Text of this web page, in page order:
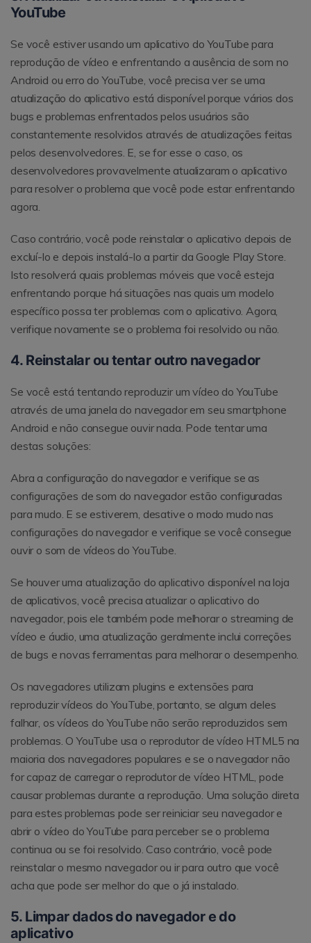
YouTube
Se você estiver usando um aplicativo do YouTube para
reprodução de vídeo e enfrentando a ausência de som no
Android ou erro do YouTube, você precisa ver se uma
atualização do aplicativo está disponível porque vários dos
bugs e problemas enfrentados pelos usuários são
constantemente resolvidos através de atualizações feitas
pelos desenvolvedores. E, se for esse o caso, os
desenvolvedores provavelmente atualizaram o aplicativo
para resolver o problema que você pode estar enfrentando
agora.
Caso contrário, você pode reinstalar o aplicativo depois de
excluí-lo e depois instalá-lo a partir da Google Play Store.
Isto resolverá quais problemas móveis que você esteja
enfrentando porque há situações nas quais um modelo
específico possa ter problemas com o aplicativo. Agora,
verifique novamente se o problema foi resolvido ou não.
4. Reinstalar ou tentar outro navegador
Se você está tentando reproduzir um vídeo do YouTube
através de uma janela do navegador em seu smartphone
Android e não consegue ouvir nada. Pode tentar uma
destas soluções:
Abra a configuração do navegador e verifique se as
configurações de som do navegador estão configuradas
para mudo. E se estiverem, desative o modo mudo nas
configurações do navegador e verifique se você consegue
ouvir o som de vídeos do YouTube.
Se houver uma atualização do aplicativo disponível na loja
de aplicativos, você precisa atualizar o aplicativo do
navegador, pois ele também pode melhorar o streaming de
vídeo e áudio, uma atualização geralmente inclui correções
de bugs e novas ferramentas para melhorar o desempenho.
Os navegadores utilizam plugins e extensões para
reproduzir vídeos do YouTube, portanto, se algum deles
falhar, os vídeos do YouTube não serão reproduzidos sem
problemas. O YouTube usa o reprodutor de vídeo HTML5 na
maioria dos navegadores populares e se o navegador não
for capaz de carregar o reprodutor de vídeo HTML, pode
causar problemas durante a reprodução. Uma solução direta
para estes problemas pode ser reiniciar seu navegador e
abrir o vídeo do YouTube para perceber se o problema
continua ou se foi resolvido. Caso contrário, você pode
reinstalar o mesmo navegador ou ir para outro que você
acha que pode ser melhor do que o já instalado.
5. Limpar dados do navegador e do
aplicativo